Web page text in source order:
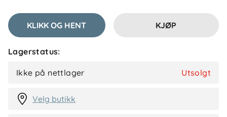
KLIKK OG HENT KJØP
Lagerstatus:
Ikke på nettlager Utsolgt
Velg butikk
Anmeldelser (1)
BM